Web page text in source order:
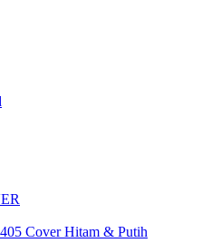
Cover Hitam & Putih